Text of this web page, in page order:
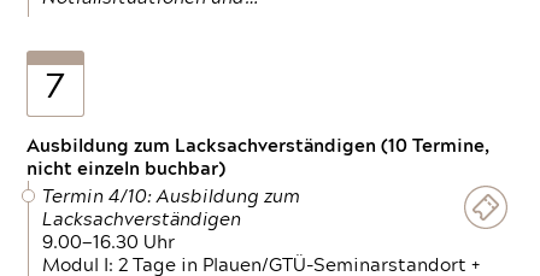
7
Ausbildung zum Lacksachverständigen (10 Termine,
nicht einzeln buchbar)
Termin 4/10: Ausbildung zum
Lacksachverständigen
9.00—16.30 Uhr
Modul I: 2 Tage in Plauen/GTÜ-Seminarstandort +